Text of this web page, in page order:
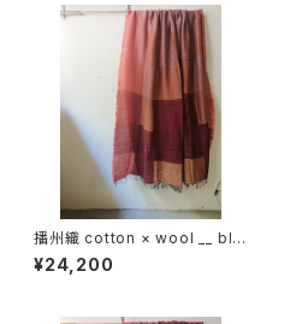
播州織 cotton × wool __ blo
ck 220-120 埋火GK
¥24,200